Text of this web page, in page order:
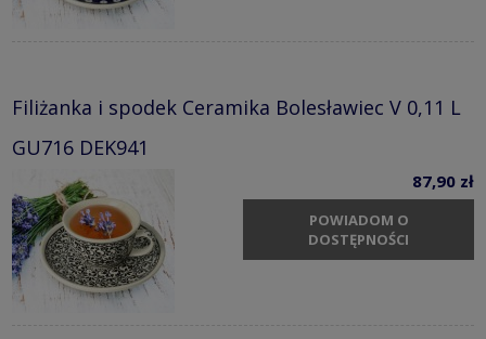
Filiżanka i spodek Ceramika Bolesławiec V 0,11 L
GU716 DEK941
87,90 zł
POWIADOM O
DOSTĘPNOŚCI